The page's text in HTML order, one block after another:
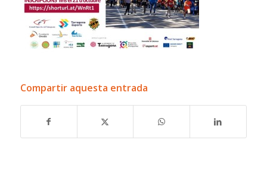
Compartir aquesta entrada